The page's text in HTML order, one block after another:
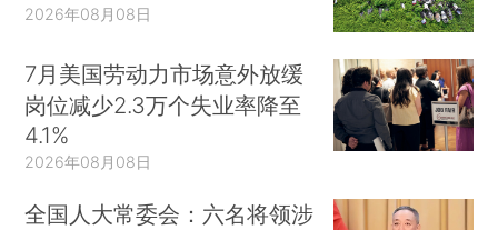
2026年08月08日
7月美国劳动力市场意外放缓
岗位减少2.3万个失业率降至
4.1%
2026年08月08日
全国人大常委会：六名将领涉